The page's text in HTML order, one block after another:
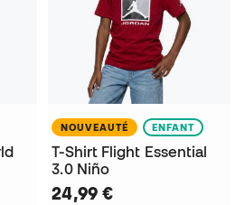
NOUVEAUTÉ ENFANT
T-Shirt Flight Essential
3.0 Niño
24,99 €